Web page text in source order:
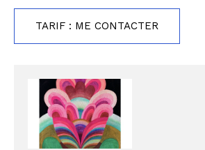
TARIF : ME CONTACTER